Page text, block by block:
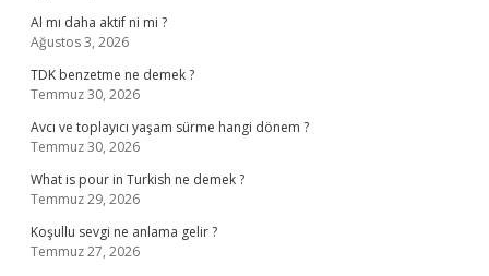
Al mı daha aktif ni mi ?
Ağustos 3, 2026
TDK benzetme ne demek ?
Temmuz 30, 2026
Avcı ve toplayıcı yaşam sürme hangi dönem ?
Temmuz 30, 2026
What is pour in Turkish ne demek ?
Temmuz 29, 2026
Koşullu sevgi ne anlama gelir ?
Temmuz 27, 2026